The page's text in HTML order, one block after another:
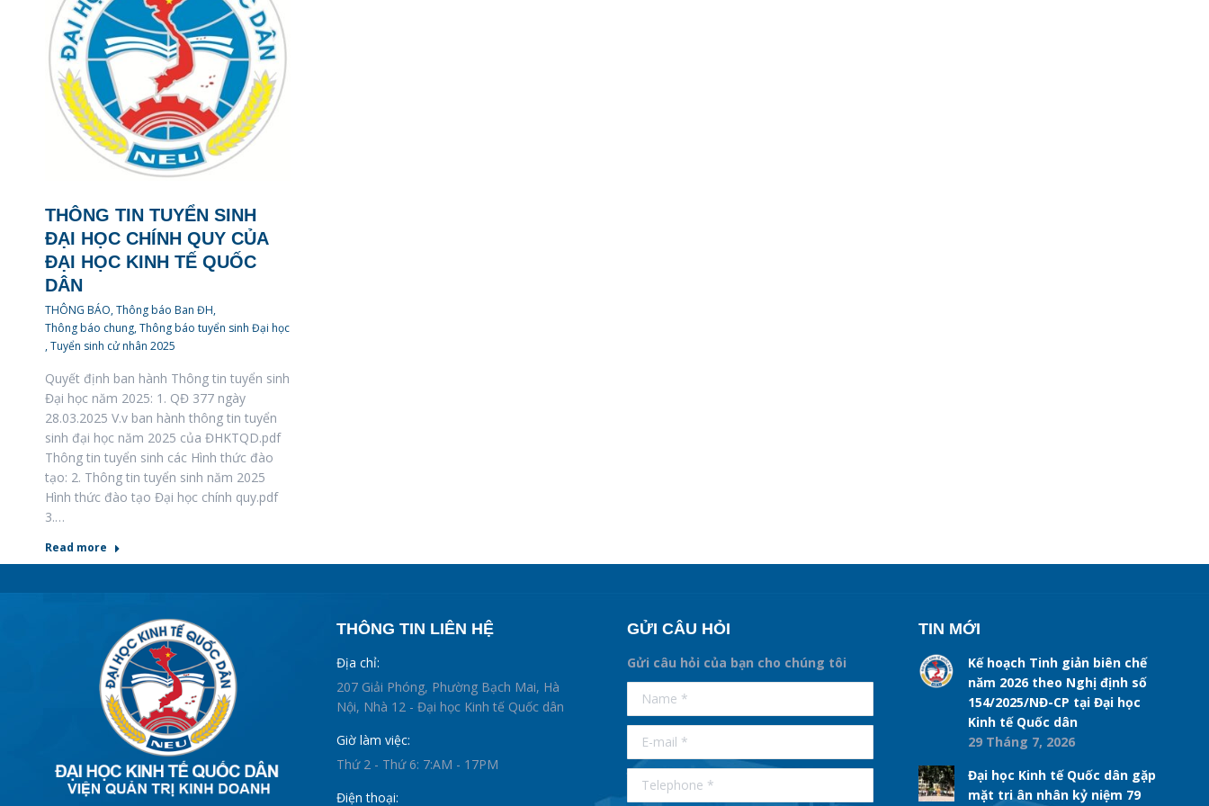
THÔNG TIN TUYỂN SINH
ĐẠI HỌC CHÍNH QUY CỦA
ĐẠI HỌC KINH TẾ QUỐC
DÂN
THÔNG BÁO,Thông báo Ban ĐH,
Thông báo chung,Thông báo tuyển sinh Đại học
,Tuyển sinh cử nhân 2025
Quyết định ban hành Thông tin tuyển sinh
Đại học năm 2025: 1. QĐ 377 ngày
28.03.2025 V.v ban hành thông tin tuyển
sinh đại học năm 2025 của ĐHKTQD.pdf
Thông tin tuyển sinh các Hình thức đào
tạo: 2. Thông tin tuyển sinh năm 2025
Hình thức đào tạo Đại học chính quy.pdf
3.…
Read more
THÔNG TIN LIÊN HỆ
Địa chỉ:
207 Giải Phóng, Phường Bạch Mai, Hà
Nội, Nhà 12 - Đại học Kinh tế Quốc dân
Giờ làm việc:
Thứ 2 - Thứ 6: 7:AM - 17PM
Điện thoại:
GỬI CÂU HỎI
Gửi câu hỏi của bạn cho chúng tôi
supertotobet
betist
Name *
E-mail *
Telephone *
TIN MỚI
Kế hoạch Tinh giản biên chế
năm 2026 theo Nghị định số
154/2025/NĐ-CP tại Đại học
Kinh tế Quốc dân
29 Tháng 7, 2026
Đại học Kinh tế Quốc dân gặp
mặt tri ân nhân kỷ niệm 79